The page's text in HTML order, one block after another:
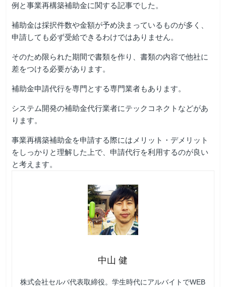
例と事業再構築補助金に関する記事でした。
補助金は採択件数や金額が予め決まっているものが多く、
申請しても必ず受給できるわけではありません。
そのため限られた期間で書類を作り、書類の内容で他社に
差をつける必要があります。
補助金申請代行を専門とする専門業者もあります。
システム開発の補助金代行業者にテックコネクトなどがあ
ります。
事業再構築補助金を申請する際にはメリット・デメリット
をしっかりと理解した上で、申請代行を利用するのが良い
と考えます。
中山 健
株式会社セルバ代表取締役。学生時代にアルバイトでWEB